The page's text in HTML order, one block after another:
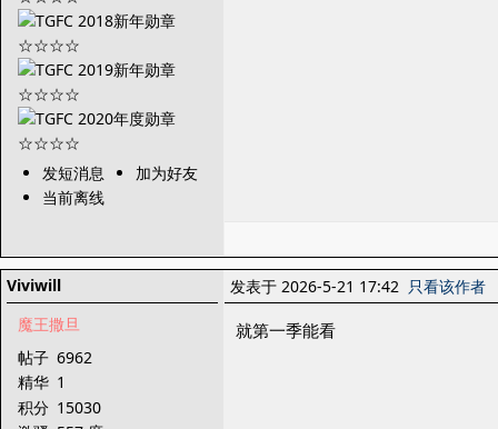
发短消息
加为好友
当前离线
Viviwill
魔王撒旦
帖子 6962
精华 1
积分 15030
发表于 2026-5-21 17:42 只看该作者
就第一季能看